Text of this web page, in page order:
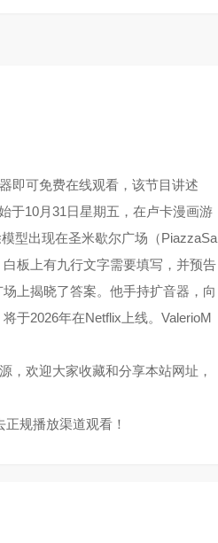
即可免费在线观看，该节目讲述
于10月31日星期五，在卢卡漫画游
型出现在圣米歇尔广场（PiazzaSa
板上有九行文字需要填写，并预告
上揭晓了答案。他手持扩音器，向
于2026年在Netflix上线。ValerioM
，欢迎大家收藏和分享本站网址，
规播放渠道观看！